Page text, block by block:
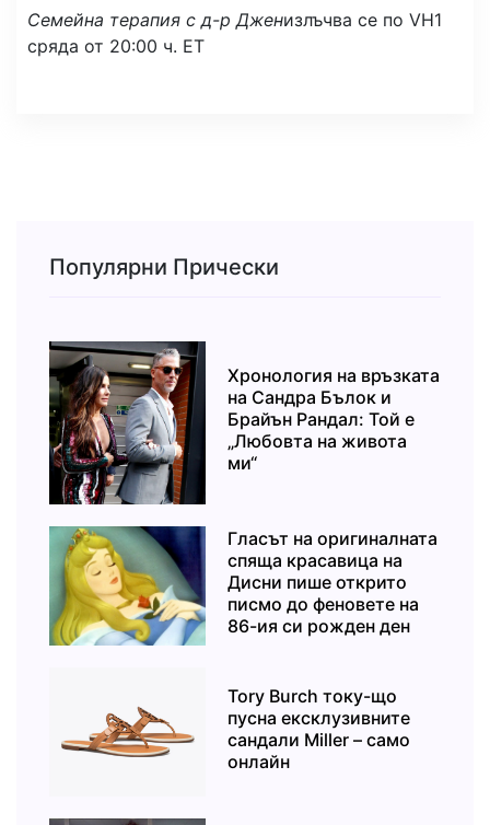
Семейна терапия с д-р Дженизлъчва се по VH1
сряда от 20:00 ч. ЕТ
Популярни Прически
Хронология на връзката
на Сандра Бълок и
Брайън Рандал: Той е
„Любовта на живота
ми“
Гласът на оригиналната
спяща красавица на
Дисни пише открито
писмо до феновете на
86-ия си рожден ден
Tory Burch току-що
пусна ексклузивните
сандали Miller – само
онлайн